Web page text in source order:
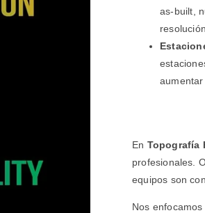
as-built,
resolución.
En Topografía
profesionales.
equipos son
Nos